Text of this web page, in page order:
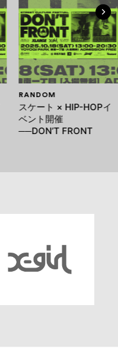
RANDOM
スケート × HIP-HOPイ
ベント開催
──DON’T FRONT